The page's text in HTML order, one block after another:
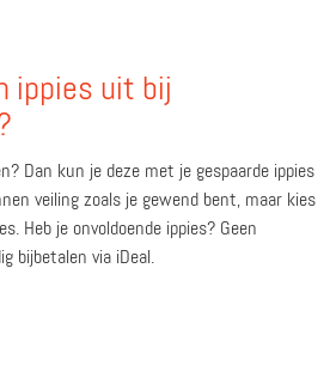
ippies uit bij
Dan kun je deze met je gespaarde ippies
veiling zoals je gewend bent, maar kies
Heb je onvoldoende ippies? Geen
bijbetalen via iDeal.